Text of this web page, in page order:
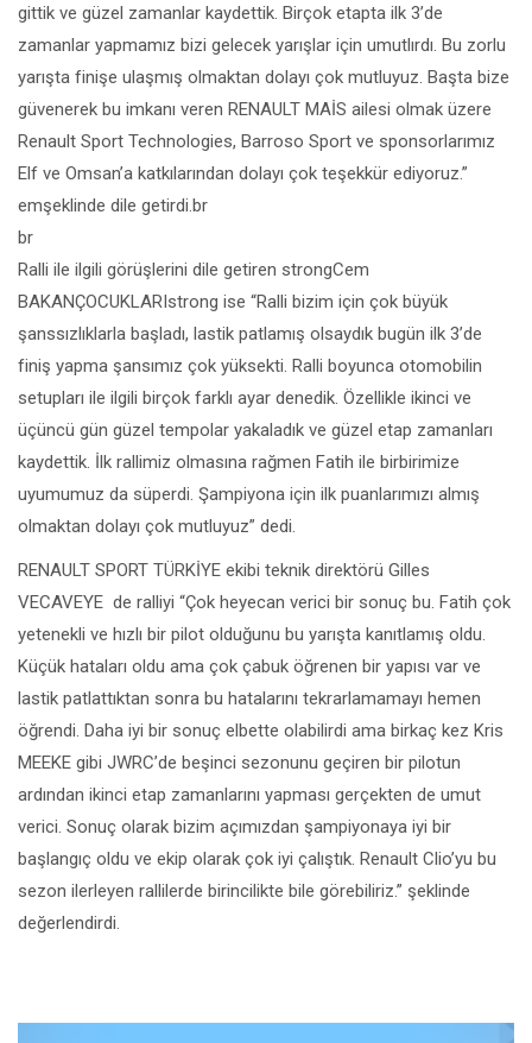
gittik ve güzel zamanlar kaydettik. Birçok etapta ilk 3’de
zamanlar yapmamız bizi gelecek yarışlar için umutlırdı. Bu zorlu
yarışta finişe ulaşmış olmaktan dolayı çok mutluyuz. Başta bize
güvenerek bu imkanı veren RENAULT MAİS ailesi olmak üzere
Renault Sport Technologies, Barroso Sport ve sponsorlarımız
Elf ve Omsan’a katkılarından dolayı çok teşekkür ediyoruz.”
emşeklinde dile getirdi.br
br
Ralli ile ilgili görüşlerini dile getiren strongCem
BAKANÇOCUKLARIstrong ise “Ralli bizim için çok büyük
şanssızlıklarla başladı, lastik patlamış olsaydık bugün ilk 3’de
finiş yapma şansımız çok yüksekti. Ralli boyunca otomobilin
setupları ile ilgili birçok farklı ayar denedik. Özellikle ikinci ve
üçüncü gün güzel tempolar yakaladık ve güzel etap zamanları
kaydettik. İlk rallimiz olmasına rağmen Fatih ile birbirimize
uyumumuz da süperdi. Şampiyona için ilk puanlarımızı almış
olmaktan dolayı çok mutluyuz” dedi.
RENAULT SPORT TÜRKİYE ekibi teknik direktörü Gilles
VECAVEYE de ralliyi “Çok heyecan verici bir sonuç bu. Fatih çok
yetenekli ve hızlı bir pilot olduğunu bu yarışta kanıtlamış oldu.
Küçük hataları oldu ama çok çabuk öğrenen bir yapısı var ve
lastik patlattıktan sonra bu hatalarını tekrarlamamayı hemen
öğrendi. Daha iyi bir sonuç elbette olabilirdi ama birkaç kez Kris
MEEKE gibi JWRC’de beşinci sezonunu geçiren bir pilotun
ardından ikinci etap zamanlarını yapması gerçekten de umut
verici. Sonuç olarak bizim açımızdan şampiyonaya iyi bir
başlangıç oldu ve ekip olarak çok iyi çalıştık. Renault Clio’yu bu
sezon ilerleyen rallilerde birincilikte bile görebiliriz.” şeklinde
değerlendirdi.